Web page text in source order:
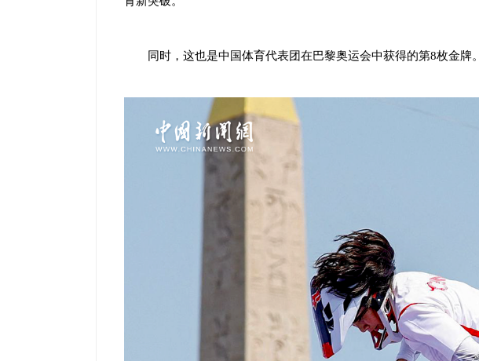
同时，这也是中国体育代表团在巴黎奥运会中获得的第8枚金牌。